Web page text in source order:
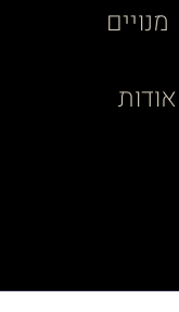
מנויים
אודות